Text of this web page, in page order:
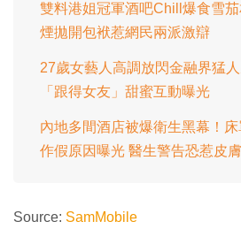
雙料港姐冠軍酒吧Chill爆食雪
煙拋開包袱惹網民兩派激辯
27歲女藝人高調放閃金融界猛
「跟得女友」甜蜜互動曝光
內地多間酒店被爆衛生黑幕！床
作假原因曝光 醫生警告恐惹皮
Source: SamMobile